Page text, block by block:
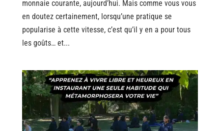
monnaie courante, aujourd’hui. Mais comme vous vous
en doutez certainement, lorsqu’une pratique se
popularise à cette vitesse, c’est qu’il y en a pour tous
les goûts… et...